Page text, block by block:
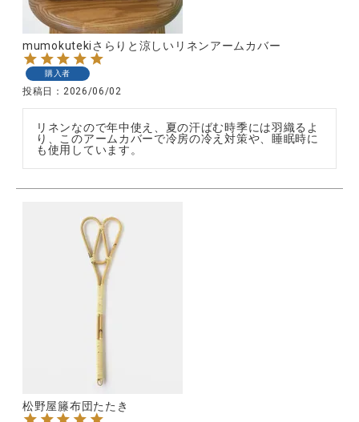
CONTENTS
特集
ご利用ガイド
お問い合わせ
ショップリスト
mumokutekiさらりと涼しいリネンアームカバー
購入者
投稿日 2026/06/02
リネンなので年中使え、夏の汗ばむ時季には羽織るよ
り、このアームカバーで冷房の冷え対策や、睡眠時に
も使用しています。
松野屋籐布団たたき